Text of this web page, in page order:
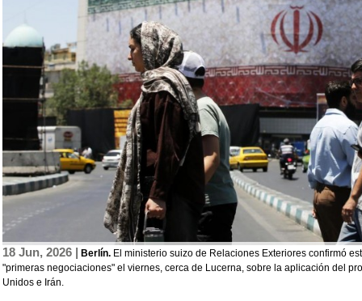
18 Jun, 2026 | Berlín. El ministerio suizo de Relaciones Exteriores confirmó
"primeras negociaciones" el viernes, cerca de Lucerna, sobre la aplicación del
Unidos e Irán.